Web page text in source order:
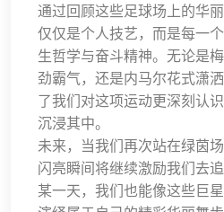
通过回顾这些足球场上的华
仅仅是个人技艺，而是每一
生哲学与奋斗精神。无论是
劲霸气，还是内马尔花式潇
了我们对这项运动更深刻认
沉浸其中。
未来，当我们再次站在绿茵
闪亮瞬间将继续激励我们去
某一天，我们也能像这些巨